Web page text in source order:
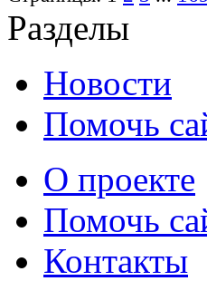
Разделы
Новости
Помочь
О проекте
Помочь
Контакты